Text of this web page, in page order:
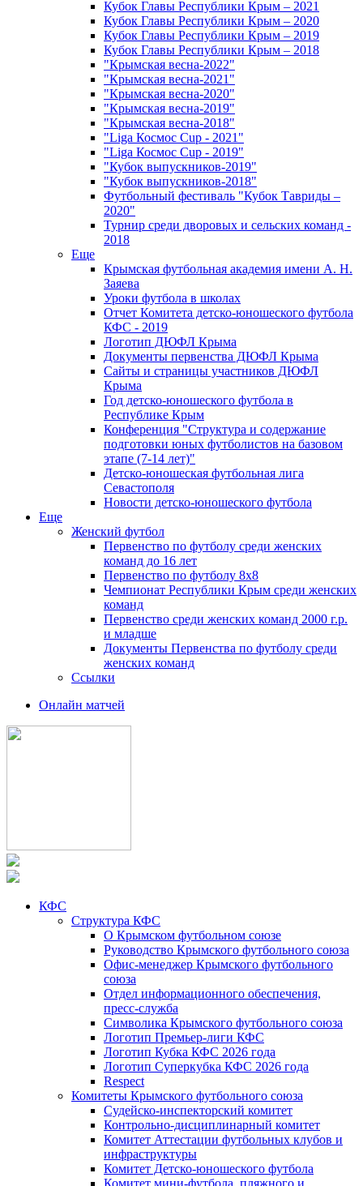
Кубок Главы Республики Крым – 2021
Кубок Главы Республики Крым – 2020
Кубок Главы Республики Крым – 2019
Кубок Главы Республики Крым – 2018
"Крымская весна-2022"
"Крымская весна-2021"
"Крымская весна-2020"
"Крымская весна-2019"
"Крымская весна-2018"
"Liga Космос Cup - 2021"
"Liga Космос Cup - 2019"
"Кубок выпускников-2019"
"Кубок выпускников-2018"
Футбольный фестиваль "Кубок Тавриды –
2020"
Турнир среди дворовых и сельских команд -
2018
Еще
Крымская футбольная академия имени А. Н.
Заяева
Уроки футбола в школах
Отчет Комитета детско-юношеского футбола
КФС - 2019
Логотип ДЮФЛ Крыма
Документы первенства ДЮФЛ Крыма
Сайты и страницы участников ДЮФЛ
Крыма
Год детско-юношеского футбола в
Республике Крым
Конференция "Структура и содержание
подготовки юных футболистов на базовом
этапе (7-14 лет)"
Детско-юношеская футбольная лига
Севастополя
Новости детско-юношеского футбола
Еще
Женский футбол
Первенство по футболу среди женских
команд до 16 лет
Первенство по футболу 8х8
Чемпионат Республики Крым среди женских
команд
Первенство среди женских команд 2000 г.р.
и младше
Документы Первенства по футболу среди
женских команд
Ссылки
Онлайн матчей
КФС
Структура КФС
О Крымском футбольном союзе
Руководство Крымского футбольного союза
Офис-менеджер Крымского футбольного
союза
Отдел информационного обеспечения,
пресс-служба
Символика Крымского футбольного союза
Логотип Премьер-лиги КФС
Логотип Кубка КФС 2026 года
Логотип Суперкубка КФС 2026 года
Respect
Комитеты Крымского футбольного союза
Судейско-инспекторский комитет
Контрольно-дисциплинарный комитет
Комитет Аттестации футбольных клубов и
инфраструктуры
Комитет Детско-юношеского футбола
Комитет мини-футбола, пляжного и